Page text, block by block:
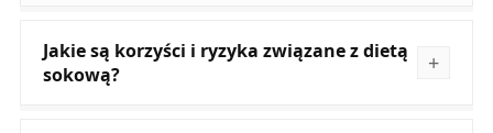
Jakie są korzyści i ryzyka związane z dietą
sokową?